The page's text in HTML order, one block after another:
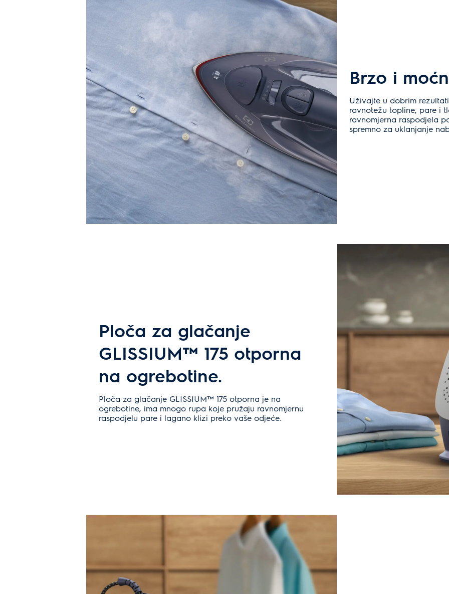
Brzo i
Uživajte u dobrim
ravnotežu topline, pare i
ravnomjerna raspodjela
spremno za uklanjanje
Ploča za glačanje
GLISSIUM™ 175 otporna
na ogrebotine.
Ploča za glačanje GLISSIUM™ 175 otporna je na
ogrebotine, ima mnogo rupa koje pružaju ravnomjernu
raspodjelu pare i lagano klizi preko vaše odjeće.